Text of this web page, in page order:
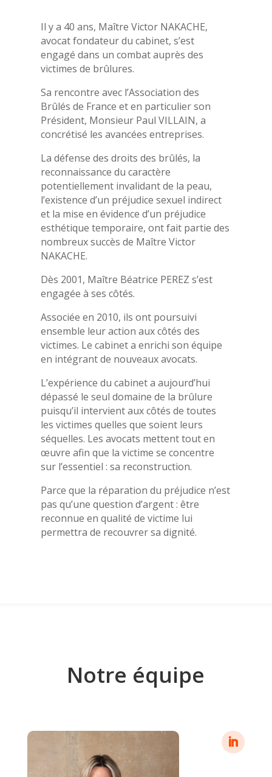
Il y a 40 ans, Maître Victor NAKACHE,
avocat fondateur du cabinet, s’est
engagé dans un combat auprès des
victimes de brûlures.
Sa rencontre avec l’Association des
Brûlés de France et en particulier son
Président, Monsieur Paul VILLAIN, a
concrétisé les avancées entreprises.
La défense des droits des brûlés, la
reconnaissance du caractère
potentiellement invalidant de la peau,
l’existence d’un préjudice sexuel indirect
et la mise en évidence d’un préjudice
esthétique temporaire, ont fait partie des
nombreux succès de Maître Victor
NAKACHE.
Dès 2001, Maître Béatrice PEREZ s’est
engagée à ses côtés.
Associée en 2010, ils ont poursuivi
ensemble leur action aux côtés des
victimes. Le cabinet a enrichi son équipe
en intégrant de nouveaux avocats.
L’expérience du cabinet a aujourd’hui
dépassé le seul domaine de la brûlure
puisqu’il intervient aux côtés de toutes
les victimes quelles que soient leurs
séquelles. Les avocats mettent tout en
œuvre afin que la victime se concentre
sur l’essentiel : sa reconstruction.
Parce que la réparation du préjudice n’est
pas qu’une question d’argent : être
reconnue en qualité de victime lui
permettra de recouvrer sa dignité.
Notre équipe